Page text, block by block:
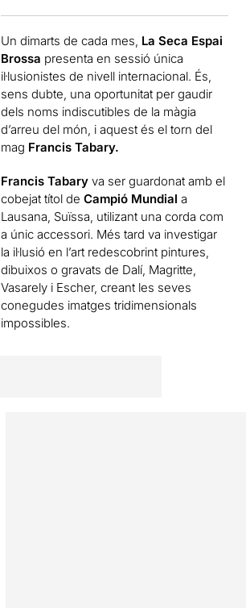
Un dimarts de cada mes, La Seca Espai
Brossa presenta en sessió única
il·lusionistes de nivell internacional. És,
sens dubte, una oportunitat per gaudir
dels noms indiscutibles de la màgia
d’arreu del món, i aquest és el torn del
mag Francis Tabary.
Francis Tabary va ser guardonat amb el
cobejat títol deCampió Mundial a
Lausana, Suïssa, utilizant una corda com
a únic accessori. Més tard va investigar
la il·lusió en l’art redescobrint pintures,
dibuixos o gravats de Dalí, Magritte,
Vasarely i Escher, creant les seves
conegudes imatges tridimensionals
impossibles.